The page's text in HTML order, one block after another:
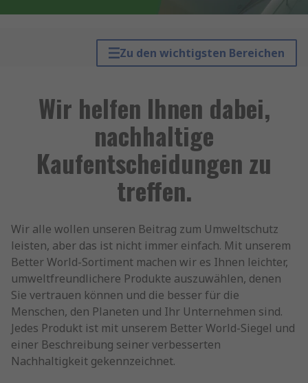
Zu den wichtigsten Bereichen
Wir helfen Ihnen dabei,
nachhaltige
Kaufentscheidungen zu
treffen.
Wir alle wollen unseren Beitrag zum Umweltschutz
leisten, aber das ist nicht immer einfach. Mit unserem
Better World-Sortiment machen wir es Ihnen leichter,
umweltfreundlichere Produkte auszuwählen, denen
Sie vertrauen können und die besser für die
Menschen, den Planeten und Ihr Unternehmen sind.
Jedes Produkt ist mit unserem Better World-Siegel und
einer Beschreibung seiner verbesserten
Nachhaltigkeit gekennzeichnet.